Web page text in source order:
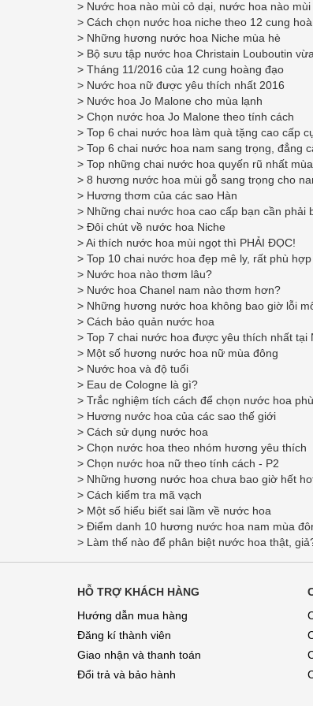
> Nước hoa nào mùi cỏ dại, nước hoa nào
> Cách chọn nước hoa niche theo 12 cung
> Những hương nước hoa Niche mùa hè
> Bộ sưu tập nước hoa Christain Louboutin
> Tháng 11/2016 của 12 cung hoàng đạo
> Nước hoa nữ được yêu thích nhất 2016
> Nước hoa Jo Malone cho mùa lạnh
> Chọn nước hoa Jo Malone theo tính cách
> Top 6 chai nước hoa làm quà tặng cao cấp
> Top 6 chai nước hoa nam sang trọng, đẳng
> Top những chai nước hoa quyến rũ nhất
> 8 hương nước hoa mùi gỗ sang trọng cho
> Hương thơm của các sao Hàn
> Những chai nước hoa cao cấp bạn cần phải
> Đôi chút về nước hoa Niche
>Ai thích nước hoa mùi ngọt thì PHẢI ĐỌC!
> Top 10 chai nước hoa đẹp mê ly, rất phù
> Nước hoa nào thơm lâu?
> Nước hoa Chanel nam nào thơm hơn?
> Những hương nước hoa không bao giờ lỗi
> Cách bảo quản nước hoa
> Top 7 chai nước hoa được yêu thích nhất tại
> Một số hương nước hoa nữ mùa đông
> Nước hoa và độ tuổi
> Eau de Cologne là gì?
> Trắc nghiệm tích cách để chọn nước hoa
> Hương nước hoa của các sao thế giới
> Cách sử dụng nước hoa
> Chọn nước hoa theo nhóm hương yêu thích
> Chọn nước hoa nữ theo tính cách - P2
> Những hương nước hoa chưa bao giờ hết
> Cách kiểm tra mã vạch
> Một số hiểu biết sai lầm về nước hoa
> Điểm danh 10 hương nước hoa nam mùa
> Làm thế nào để phân biệt nước hoa thật,
HỖ TRỢ KHÁCH HÀNG
Hướng dẫn mua hàng
Đăng kí thành viên
Giao nhận và thanh toán
Đổi trả và bảo hành